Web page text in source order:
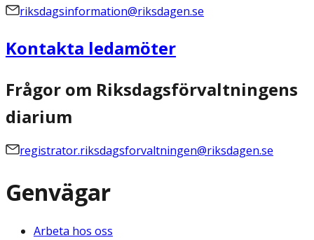
riksdagsinformation@riksdagen.se
Kontakta ledamöter
Frågor om Riksdagsförvaltningens
diarium
registrator.riksdagsforvaltningen@riksdagen.se
Genvägar
Arbeta hos oss